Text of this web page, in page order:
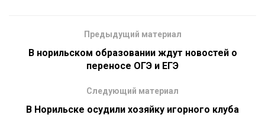
Предыдущий материал
В норильском образовании ждут новостей о
переносе ОГЭ и ЕГЭ
Следующий материал
В Норильске осудили хозяйку игорного клуба